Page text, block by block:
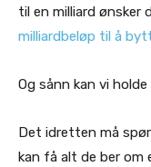
til en milliard ønsker
milliardbeløp til å
Og sånn kan vi
Det idretten må
kan få alt de ber om